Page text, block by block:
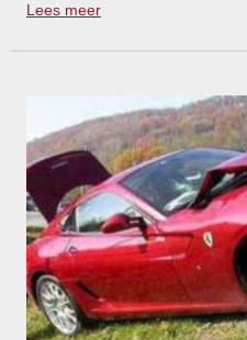
Automotive News .
Lees meer